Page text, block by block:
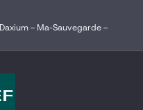
Daxium – Ma-Sauvegarde –